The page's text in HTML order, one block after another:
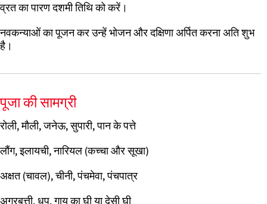
व्रत का पारण दशमी तिथि को करें।
नवकन्याओं का पूजन कर उन्हें भोजन और दक्षिणा अर्पित करना अति शुभ
है।
पूजा की सामग्री
रोली, मौली, जनेऊ, सुपारी, पान के पत्ते
लौंग, इलायची, नारियल (कच्चा और सूखा)
अक्षत (चावल), चीनी, पंचमेवा, पंचपात्र
अगरबत्ती, धूप, गाय का घी या देसी घी